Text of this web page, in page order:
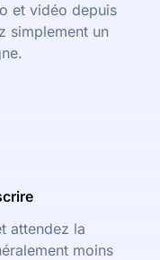
et vidéo depuis
simplement un
attendez la
moins